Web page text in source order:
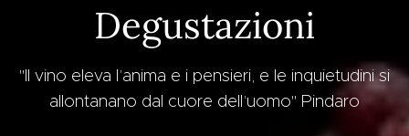
Degustazioni
"Il vino eleva l’anima e i pensieri, e le inquietudini si
allontanano dal cuore dell’uomo" Pindaro